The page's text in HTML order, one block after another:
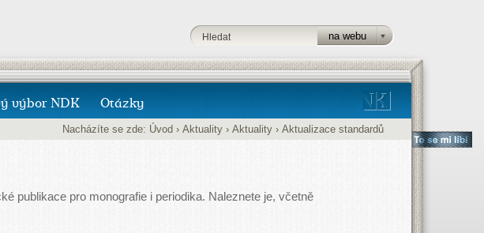
výbor NDK Otázky
Nacházíte se zde: Úvod › Aktuality › Aktuality › Aktualizace standardů
publikace pro monografie i periodika. Naleznete je, včetně